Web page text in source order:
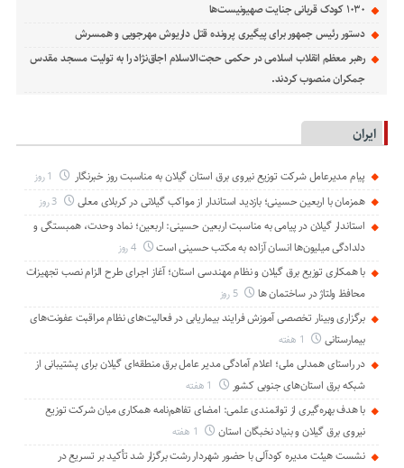
۱۰۳۰ کودک قربانی جنایت صهیونیست‌ها
دستور رئیس جمهور برای پیگیری پرونده قتل داریوش مهرجویی و همسرش
رهبر معظم انقلاب اسلامی در حکمی حجت‌الاسلام اجاق‌نژاد را به تولیت مسجد مقدس
جمکران منصوب کردند.
ایران
پیام مدیرعامل شركت توزیع نیروی برق استان گیلان به مناسبت روز خبرنگار ‌ 1 روز
همزمان با اربعین حسینی؛ بازدید استاندار از مواکب گیلانی در کربلای معلی 3 روز
استاندار گیلان در پیامی به مناسبت اربعین حسینی: اربعین؛ نماد وحدت، همبستگی و
دلدادگی میلیون‌ها انسان آزاده به مکتب حسینی است
4 روز
با همکاری توزیع برق گیلان و نظام مهندسی استان؛ آغاز اجرای طرح الزام نصب تجهیزات
محافظ ولتاژ در ساختمان ها
5 روز
برگزاری وبینار تخصصی آموزش فرایند بیماریابی در فعالیت‌های نظام مراقبت عفونت‌های
بیمارستانی
1 هفته
در راستای همدلی ملی؛ اعلام آمادگی مدیر عامل برق منطقه‌ای گیلان برای پشتیبانی از
شبكه برق استان‌های جنوبی كشور
1 هفته
با هدف بهره‌گیری از توانمندی علمی: امضای تفاهم‌نامه همكاری میان شركت توزیع
نیروی برق گیلان و بنیاد نخبگان استان
1 هفته
نشست هیئت مدیره کودآلی با حضور شهردار رشت برگزار شد تأکید بر تسریع در